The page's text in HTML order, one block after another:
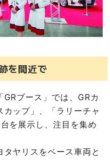
を間近で
ブース」では、GRカ
カップ」、「ラリーチャ
を展示し、注目を集め
タヤリスをベース車両と